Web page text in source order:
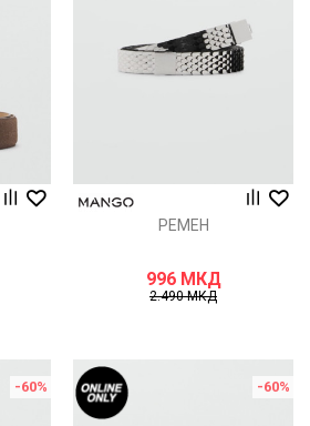
РЕМЕН
996 МКД
2.490МКД
-60% -60%